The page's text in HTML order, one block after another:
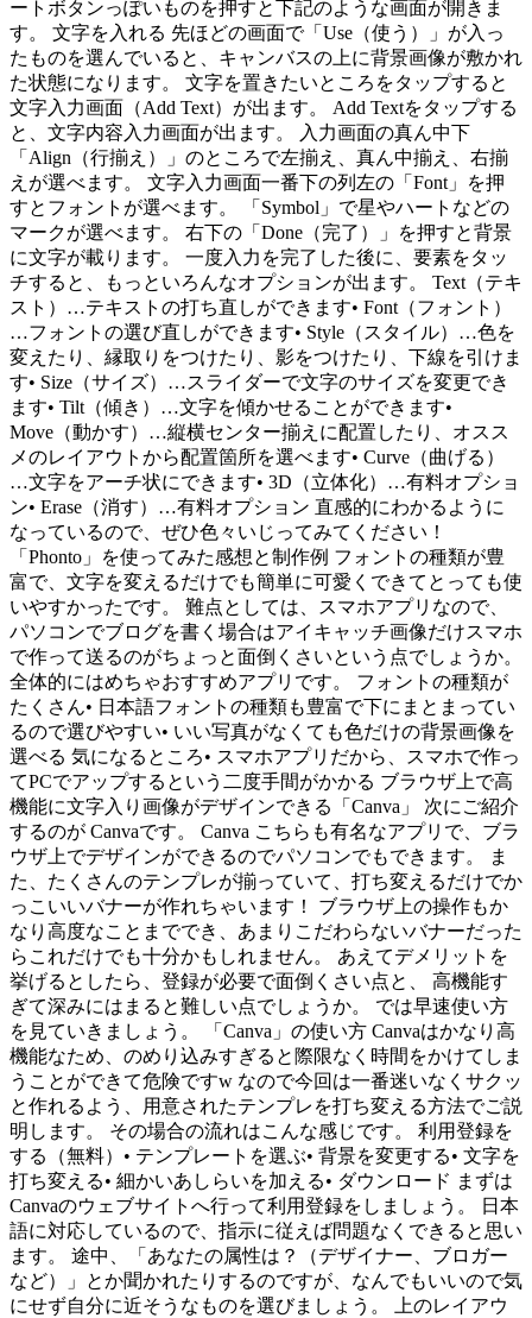
ートボタンっぽいものを押すと下記のような画面が開きま
す。 文字を入れる 先ほどの画面で「Use（使う）」が入っ
たものを選んでいると、キャンバスの上に背景画像が敷かれ
た状態になります。 文字を置きたいところをタップすると
文字入力画面（Add Text）が出ます。 Add Textをタップする
と、文字内容入力画面が出ます。 入力画面の真ん中下
「Align（行揃え）」のところで左揃え、真ん中揃え、右揃
えが選べます。 文字入力画面一番下の列左の「Font」を押
すとフォントが選べます。 「Symbol」で星やハートなどの
マークが選べます。 右下の「Done（完了）」を押すと背景
に文字が載ります。 一度入力を完了した後に、要素をタッ
チすると、もっといろんなオプションが出ます。 Text（テキ
スト）…テキストの打ち直しができます• Font（フォント）
…フォントの選び直しができます• Style（スタイル）…色を
変えたり、縁取りをつけたり、影をつけたり、下線を引けま
す• Size（サイズ）…スライダーで文字のサイズを変更でき
ます• Tilt（傾き）…文字を傾かせることができます•
Move（動かす）…縦横センター揃えに配置したり、オスス
メのレイアウトから配置箇所を選べます• Curve（曲げる）
…文字をアーチ状にできます• 3D（立体化）…有料オプショ
ン• Erase（消す）…有料オプション 直感的にわかるように
なっているので、ぜひ色々いじってみてください！
「Phonto」を使ってみた感想と制作例 フォントの種類が豊
富で、文字を変えるだけでも簡単に可愛くできてとっても使
いやすかったです。 難点としては、スマホアプリなので、
パソコンでブログを書く場合はアイキャッチ画像だけスマホ
で作って送るのがちょっと面倒くさいという点でしょうか。
全体的にはめちゃおすすめアプリです。 フォントの種類が
たくさん• 日本語フォントの種類も豊富で下にまとまってい
るので選びやすい• いい写真がなくても色だけの背景画像を
選べる 気になるところ• スマホアプリだから、スマホで作っ
てPCでアップするという二度手間がかかる ブラウザ上で高
機能に文字入り画像がデザインできる「Canva」 次にご紹介
するのが Canvaです。 Canva こちらも有名なアプリで、ブラ
ウザ上でデザインができるのでパソコンでもできます。 ま
た、たくさんのテンプレが揃っていて、打ち変えるだけでか
っこいいバナーが作れちゃいます！ ブラウザ上の操作もか
なり高度なことまででき、あまりこだわらないバナーだった
らこれだけでも十分かもしれません。 あえてデメリットを
挙げるとしたら、登録が必要で面倒くさい点と、 高機能す
ぎて深みにはまると難しい点でしょうか。 では早速使い方
を見ていきましょう。 「Canva」の使い方 Canvaはかなり高
機能なため、のめり込みすぎると際限なく時間をかけてしま
うことができて危険ですw なので今回は一番迷いなくサクッ
と作れるよう、用意されたテンプレを打ち変える方法でご説
明します。 その場合の流れはこんな感じです。 利用登録を
する（無料）• テンプレートを選ぶ• 背景を変更する• 文字を
打ち変える• 細かいあしらいを加える• ダウンロード まずは
Canvaのウェブサイトへ行って利用登録をしましょう。 日本
語に対応しているので、指示に従えば問題なくできると思い
ます。 途中、「あなたの属性は？（デザイナー、ブロガー
など）」とか聞かれたりするのですが、なんでもいいので気
にせず自分に近そうなものを選びましょう。 上のレイアウ